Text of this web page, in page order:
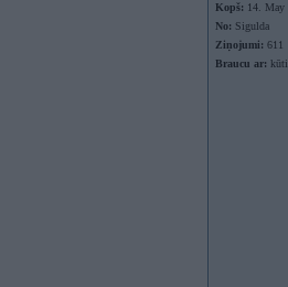
Kopš: 14. May
No: Sigulda
Ziņojumi: 611
Braucu ar: kūti